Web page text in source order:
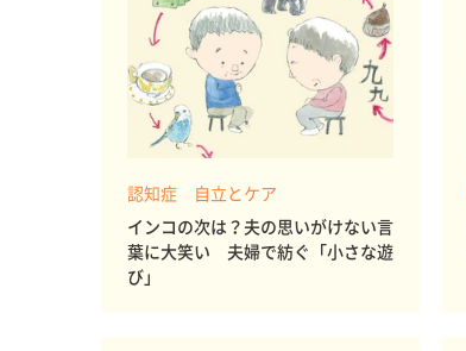
認知症 自立とケア
インコの次は？夫の思いがけない言
葉に大笑い 夫婦で紡ぐ「小さな遊
び」